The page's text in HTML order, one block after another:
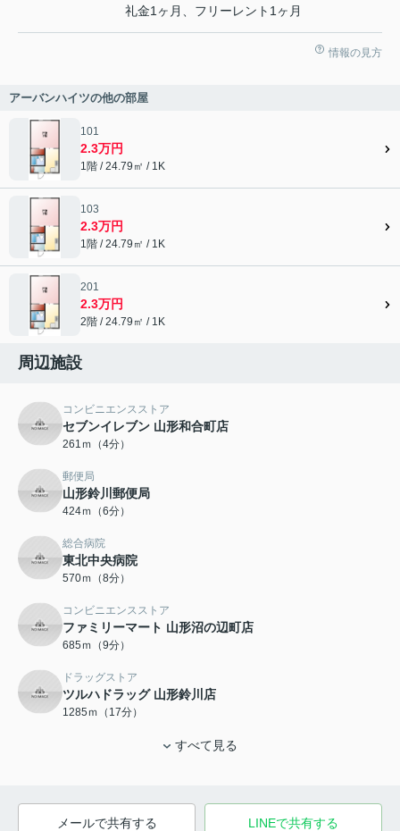
礼金1ヶ月、フリーレント1ヶ月
情報の見方
アーバンハイツの他の部屋
101
2.3万円
1階 / 24.79㎡ / 1K
103
2.3万円
1階 / 24.79㎡ / 1K
201
2.3万円
2階 / 24.79㎡ / 1K
周辺施設
コンビニエンスストア
セブンイレブン 山形和合町店
261ｍ（4分）
郵便局
山形鈴川郵便局
424ｍ（6分）
総合病院
東北中央病院
570ｍ（8分）
コンビニエンスストア
ファミリーマート 山形沼の辺町店
685ｍ（9分）
ドラッグストア
ツルハドラッグ 山形鈴川店
1285ｍ（17分）
すべて見る
メールで共有する LINEで共有する